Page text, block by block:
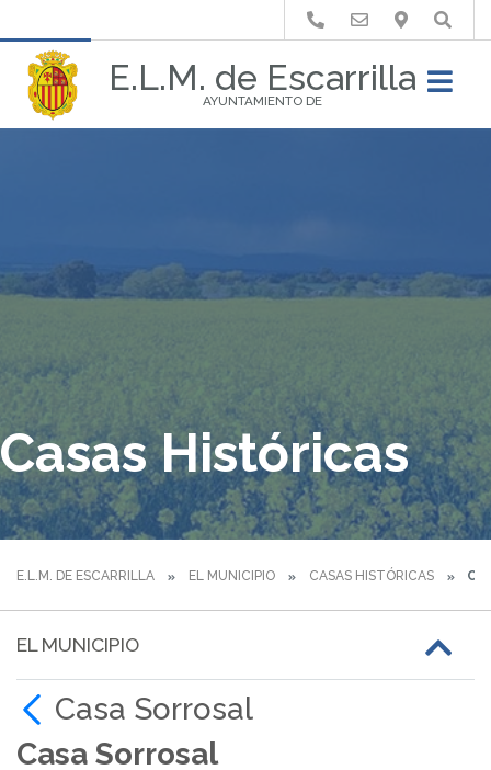
E.L.M. de Escarrilla
AYUNTAMIENTO DE
Buscar
Casas Históricas
E.L.M. DE ESCARRILLA EL MUNICIPIO CASAS HISTÓRICAS
EL MUNICIPIO
Casa Sorrosal
Casa Sorrosal